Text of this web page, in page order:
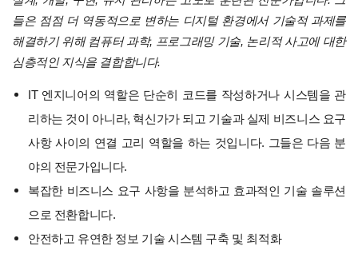
들은 점점 더 역동적으로 변하는 디지털 환경에서 기술적 과제를
해결하기 위해 컴퓨터 과학, 프로그래밍 기술, 논리적 사고에 대한
심층적인 지식을 결합합니다.
IT 엔지니어의 역할은 단순히 코드를 작성하거나 시스템을 관
리하는 것이 아니라, 혁신가가 되고 기술과 실제 비즈니스 요구
사항 사이의 연결 고리 역할을 하는 것입니다. 그들은 다음 분
야의 전문가입니다.
복잡한 비즈니스 요구 사항을 분석하고 효과적인 기술 솔루션
으로 전환합니다.
안전하고 유연한 정보 기술 시스템 구축 및 최적화